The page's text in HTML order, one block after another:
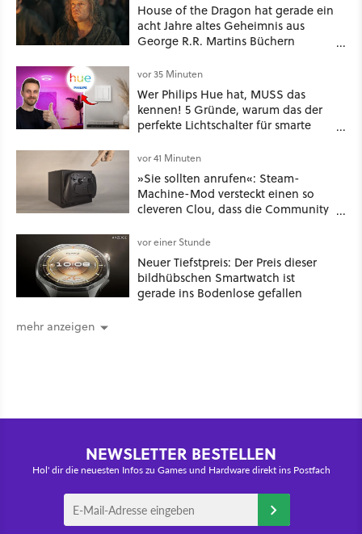
House of the Dragon hat gerade ein
acht Jahre altes Geheimnis aus
George R.R. Martins Büchern
vor 35 Minuten
Wer Philips Hue hat, MUSS das
kennen! 5 Gründe, warum das der
perfekte Lichtschalter für smarte
vor 41 Minuten
»Sie sollten anrufen«: Steam-
Machine-Mod versteckt einen so
cleveren Clou, dass die Community
gleich so macht
vor einer Stunde
Neuer Tiefstpreis: Der Preis dieser
bildhübschen Smartwatch ist
gerade ins Bodenlose gefallen
mehr anzeigen
NEWSLETTER BESTELLEN
Hol' dir die neuesten Infos zu Games und Hardware direkt ins Postfach